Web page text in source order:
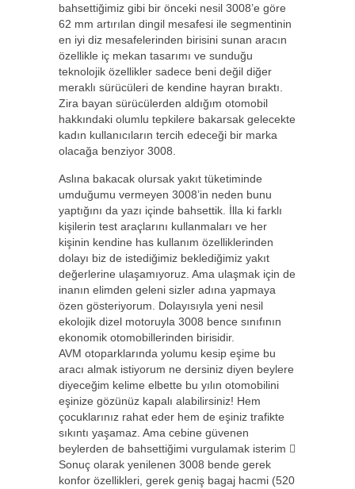
bahsettiğimiz gibi bir önceki nesil 3008’e göre
62 mm artırılan dingil mesafesi ile segmentinin
en iyi diz mesafelerinden birisini sunan aracın
özellikle iç mekan tasarımı ve sunduğu
teknolojik özellikler sadece beni değil diğer
meraklı sürücüleri de kendine hayran bıraktı.
Zira bayan sürücülerden aldığım otomobil
hakkındaki olumlu tepkilere bakarsak gelecekte
kadın kullanıcıların tercih edeceği bir marka
olacağa benziyor 3008.
Aslına bakacak olursak yakıt tüketiminde
umduğumu vermeyen 3008’in neden bunu
yaptığını da yazı içinde bahsettik. İlla ki farklı
kişilerin test araçlarını kullanmaları ve her
kişinin kendine has kullanım özelliklerinden
dolayı biz de istediğimiz beklediğimiz yakıt
değerlerine ulaşamıyoruz. Ama ulaşmak için de
inanın elimden geleni sizler adına yapmaya
özen gösteriyorum. Dolayısıyla yeni nesil
ekolojik dizel motoruyla 3008 bence sınıfının
ekonomik otomobillerinden birisidir.
AVM otoparklarında yolumu kesip eşime bu
aracı almak istiyorum ne dersiniz diyen beylere
diyeceğim kelime elbette bu yılın otomobilini
eşinize gözünüz kapalı alabilirsiniz! Hem
çocuklarınız rahat eder hem de eşiniz trafikte
sıkıntı yaşamaz. Ama cebine güvenen
beylerden de bahsettiğimi vurgulamak isterim 
Sonuç olarak yenilenen 3008 bende gerek
konfor özellikleri, gerek geniş bagaj hacmi (520